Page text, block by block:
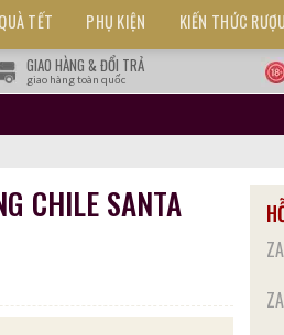
QUÀ TẾT PHỤ KIỆN KIẾN THỨC
GIAO HÀNG & ĐỔI TRẢ
giao hàng toàn quốc
CHILE SANTA